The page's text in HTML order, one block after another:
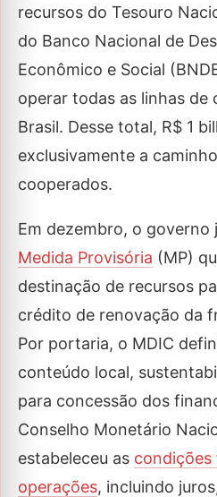
recursos do Tesouro
do Banco Nacional de
Econômico e Social
operar todas as linhas de
Brasil. Desse total, R$ 1
exclusivamente a
cooperados.
Em dezembro, o governo
Medida Provisória (MP)
destinação de recursos
crédito de renovação da
Por portaria, o MDIC
conteúdo local,
para concessão dos
Conselho Monetário
estabeleceu as condições
operações, incluindo